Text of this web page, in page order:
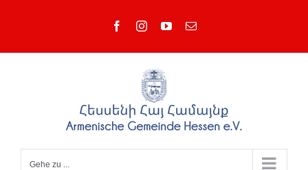
FacebookInstagramYouTube
E-
Gehe zu ...